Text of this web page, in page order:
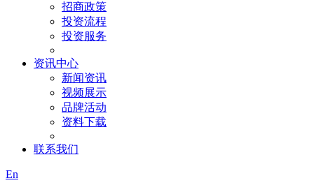
招商政策
投资流程
投资服务
资讯中心
新闻资讯
视频展示
品牌活动
资料下载
联系我们
En